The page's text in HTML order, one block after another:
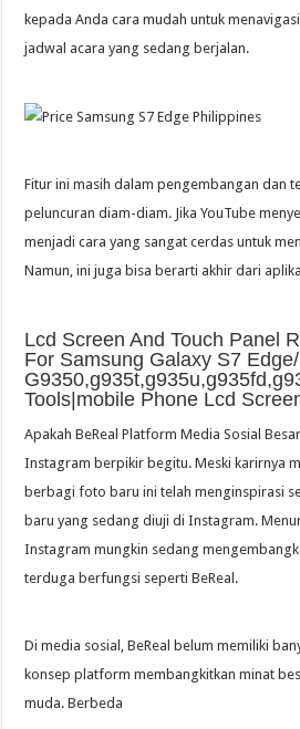
kepada Anda cara mudah untuk
jadwal acara yang sedang berjalan.
Fitur ini masih dalam pengembangan dan
peluncuran diam-diam. Jika YouTube
menjadi cara yang sangat cerdas untuk
Namun, ini juga bisa berarti akhir dari
Lcd Screen And Touch Panel
For Samsung Galaxy S7 Edge/
Tools|mobile Phone Lcd
Apakah BeReal Platform Media Sosial
Instagram berpikir begitu. Meski karirnya
berbagi foto baru ini telah menginspirasi
baru yang sedang diuji di Instagram.
Instagram mungkin sedang
terduga berfungsi seperti BeReal.
Di media sosial, BeReal belum memiliki
konsep platform membangkitkan minat
muda. Berbeda